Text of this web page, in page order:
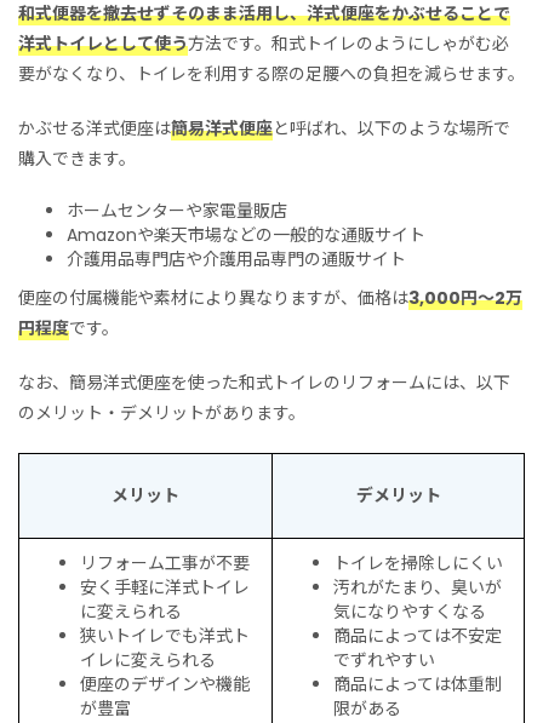
和式便器を撤去せずそのまま活用し、洋式便座をかぶせることで
洋式トイレとして使う方法です。和式トイレのようにしゃがむ必
要がなくなり、トイレを利用する際の足腰への負担を減らせます。
かぶせる洋式便座は簡易洋式便座と呼ばれ、以下のような場所で
購入できます。
ホームセンターや家電量販店
Amazonや楽天市場などの一般的な通販サイト
介護用品専門店や介護用品専門の通販サイト
便座の付属機能や素材により異なりますが、価格は3,000円〜2万
円程度です。
なお、簡易洋式便座を使った和式トイレのリフォームには、以下
のメリット・デメリットがあります。
メリット デメリット
リフォーム工事が不要
安く手軽に洋式トイレ
に変えられる
狭いトイレでも洋式ト
イレに変えられる
便座のデザインや機能
が豊富
トイレを掃除しにくい
汚れがたまり、臭いが
気になりやすくなる
商品によっては不安定
でずれやすい
商品によっては体重制
限がある